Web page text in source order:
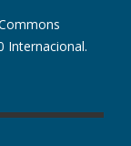
Internacional.